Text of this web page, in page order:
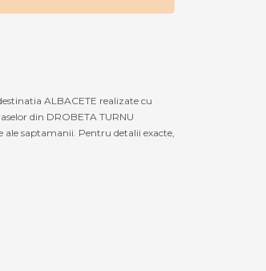
ALBACETE realizate cu
din DROBETA TURNU
ale saptamanii. Pentru detalii exacte,